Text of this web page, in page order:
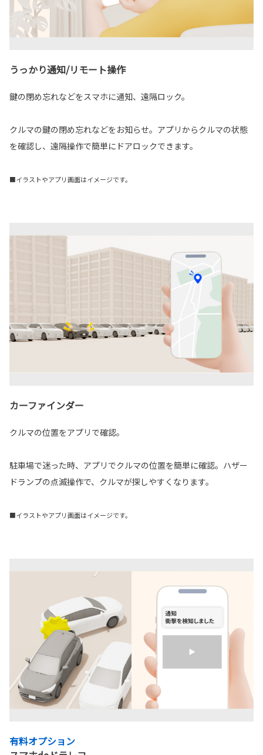
うっかり通知/リモート操作
鍵の閉め忘れなどをスマホに通知、遠隔ロック。
クルマの鍵の閉め忘れなどをお知らせ。アプリからクルマの状態
を確認し、遠隔操作で簡単にドアロックできます。
■イラストやアプリ画面はイメージです。
カーファインダー
クルマの位置をアプリで確認。
駐車場で迷った時、アプリでクルマの位置を簡単に確認。ハザー
ドランプの点滅操作で、クルマが探しやすくなります。
■イラストやアプリ画面はイメージです。
有料オプション